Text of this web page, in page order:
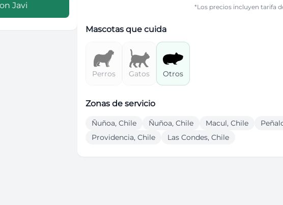
Javi *Los precios incluyen tarifa
Mascotas que cuida
Perros Gatos Otros
Zonas de servicio
Ñuñoa, Chile Ñuñoa, Chile Macul, Chile
Providencia, Chile
Las Condes, Chile